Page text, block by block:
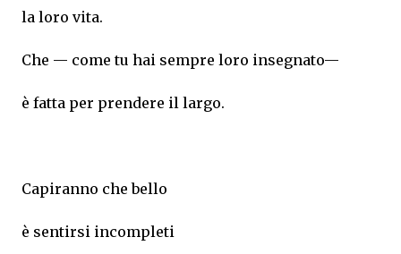
la loro vita.
Che — come tu hai sempre loro insegnato—
è fatta per prendere il largo.
Capiranno che bello
è sentirsi incompleti